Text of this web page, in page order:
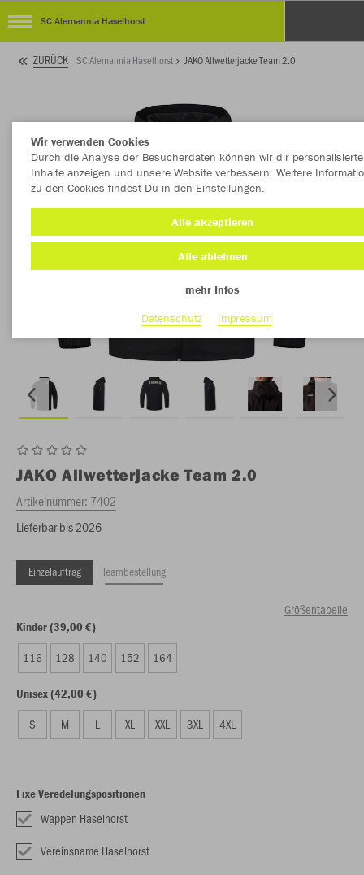
SC Alemannia Haselhorst
ZURÜCK SC Alemannia Haselhorst JAKO Allwetterjacke Team 2.0
JAKO Allwetterjacke Team 2.0
Artikelnummer: 7402
Lieferbar bis 2026
Einzelauftrag Teambestellung
Größentabelle
Kinder (39,00 €)
116 128 140 152 164
Unisex (42,00 €)
S M L XL XXL 3XL 4XL
Fixe Veredelungspositionen
Wappen Haselhorst
Vereinsname Haselhorst
Wir verwenden Cookies
Durch die Analyse der Besucherdaten können wir dir personalisierte
Inhalte anzeigen und unsere Website verbessern. Weitere
zu den Cookies findest Du in den Einstellungen.
Alle akzeptieren
Alle ablehnen
mehr Infos
Datenschutz
Impressum